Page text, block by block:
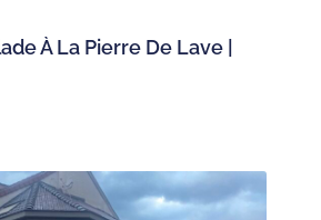
À La Pierre De Lave |